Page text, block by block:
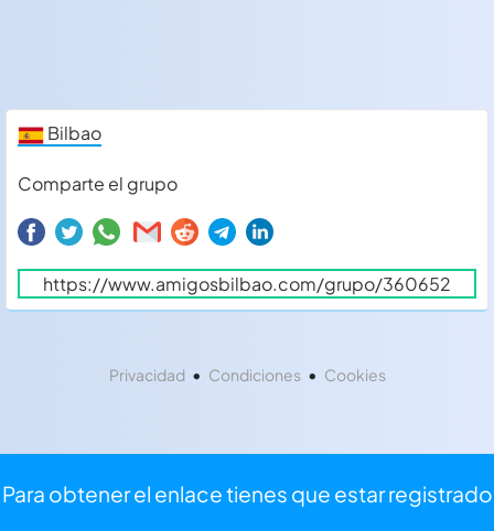
Para obtener el enlace tienes que estar registrado
Bilbao
Comparte el grupo
Privacidad• Condiciones• Cookies